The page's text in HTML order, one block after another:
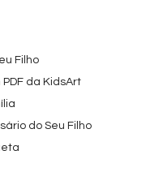
Filho
da KidsArt
do Seu Filho